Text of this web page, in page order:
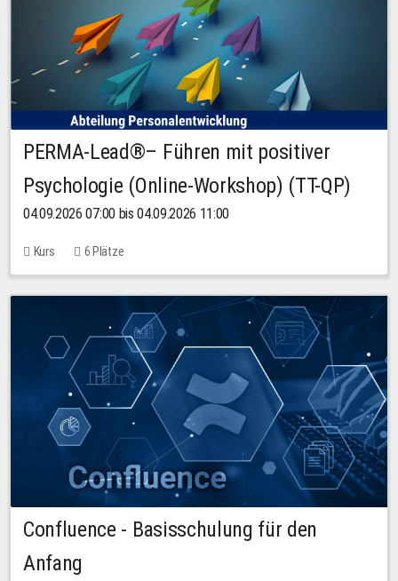
PERMA-Lead®– Führen mit positiver
Psychologie (Online-Workshop) (TT-QP)
04.09.2026 07:00 bis 04.09.2026 11:00
Kurs 6 Plätze
Confluence - Basisschulung für den
Anfang